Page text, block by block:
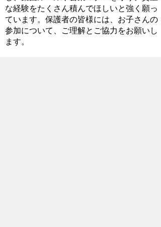
な経験をたくさん積んでほしいと強く願っ
ています。保護者の皆様には、お子さんの
参加について、ご理解とご協力をお願いし
ます。